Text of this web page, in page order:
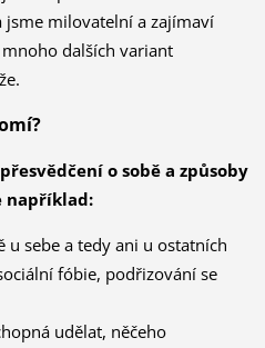
milovatelní a zajímaví
dalších variant
o sobě a způsoby
například:
sebe a tedy ani u ostatních
fóbie, podřizování se
udělat, něčeho